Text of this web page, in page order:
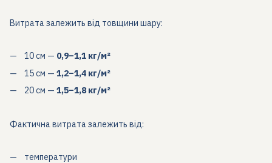
Витрата залежить від товщини шару:
10 см — 0,9–1,1 кг/м²
15 см — 1,2–1,4 кг/м²
20 см — 1,5–1,8 кг/м²
Фактична витрата залежить від:
температури